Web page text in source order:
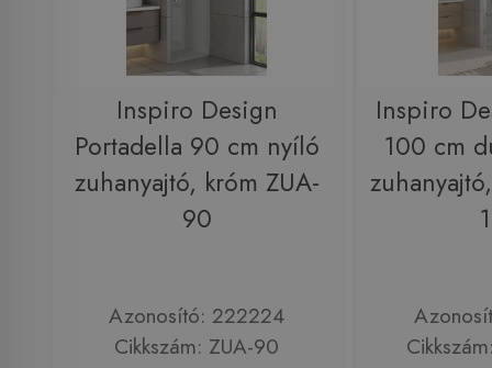
Inspiro Design
Portadella 90 cm nyíló
zuhanyajtó, króm ZUA-
90
Azonosító: 222224
Cikkszám: ZUA-90
Inspiro
100 cm